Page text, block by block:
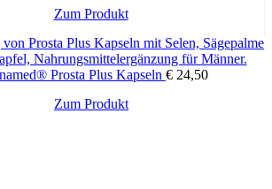
Zum Produkt
Prosta Plus Kapseln € 24,50
Zum Produkt